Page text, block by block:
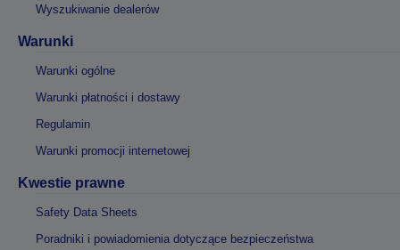
Wyszukiwanie dealerów
Warunki
Warunki ogólne
Warunki płatności i dostawy
Regulamin
Warunki promocji internetowej
Kwestie prawne
Safety Data Sheets
Poradniki i powiadomienia dotyczące bezpieczeństwa